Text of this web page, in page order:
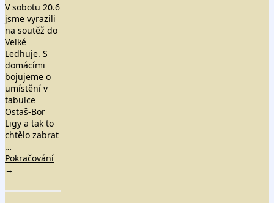
V sobotu 20.6
jsme vyrazili
na soutěž do
Velké
Ledhuje. S
domácími
bojujeme o
umístění v
tabulce
Ostaš-Bor
Ligy a tak to
chtělo zabrat
…
Pokračování
→